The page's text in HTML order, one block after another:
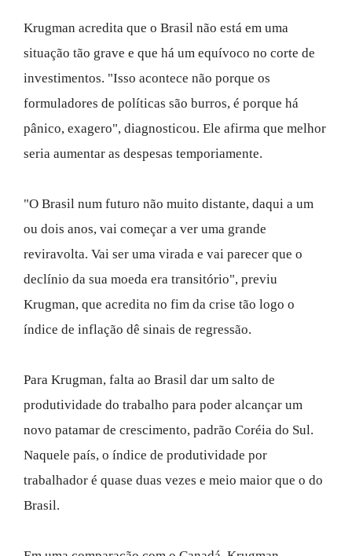
Krugman acredita que o Brasil não está em uma
situação tão grave e que há um equívoco no corte de
investimentos. "Isso acontece não porque os
formuladores de políticas são burros, é porque há
pânico, exagero", diagnosticou. Ele afirma que melhor
seria aumentar as despesas temporiamente.
"O Brasil num futuro não muito distante, daqui a um
ou dois anos, vai começar a ver uma grande
reviravolta. Vai ser uma virada e vai parecer que o
declínio da sua moeda era transitório", previu
Krugman, que acredita no fim da crise tão logo o
índice de inflação dê sinais de regressão.
Para Krugman, falta ao Brasil dar um salto de
produtividade do trabalho para poder alcançar um
novo patamar de crescimento, padrão Coréia do Sul.
Naquele país, o índice de produtividade por
trabalhador é quase duas vezes e meio maior que o do
Brasil.